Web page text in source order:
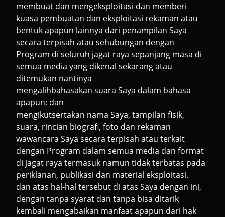
membuat dan mengeksploitasi dan memberi
kuasa pembuatan dan eksploitasi rekaman atau
bentuk apapun lainnya dari penampilan Saya
secara terpisah atau sehubungan dengan
Program di seluruh jagat raya sepanjang masa di
semua media yang dikenal sekarang atau
ditemukan nantinya
mengalihbahasakan suara Saya dalam bahasa
apapun; dan
mengikutsertakan nama Saya, tampilan fisik,
suara, rincian biografi, foto dan rekaman
wawancara Saya secara terpisah atau terkait
dengan Program dalam semua media dan format
di jagat raya termasuk namun tidak terbatas pada
periklanan, publikasi dan material eksploitasi.
dan atas hal-hal tersebut di atas Saya dengan ini,
dengan tanpa syarat dan tanpa bisa ditarik
kembali mengabaikan manfaat apapun dari hak